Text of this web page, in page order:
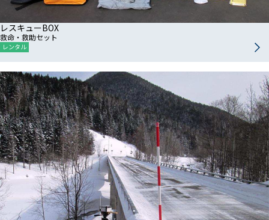
レスキューBOX
救命・救助セット
レンタル